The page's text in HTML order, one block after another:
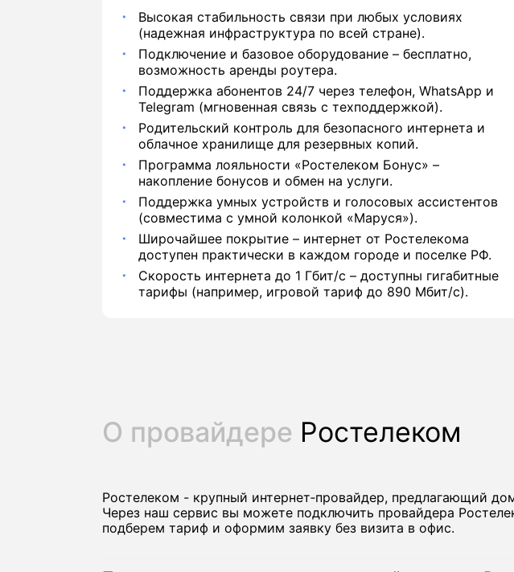
Высокая стабильность связи при любых условиях
(надежная инфраструктура по всей стране).
Подключение и базовое оборудование – бесплатно,
возможность аренды роутера.
Поддержка абонентов 24/7 через телефон, WhatsApp и
Telegram (мгновенная связь с техподдержкой).
Родительский контроль для безопасного интернета и
облачное хранилище для резервных копий.
Программа лояльности «Ростелеком Бонус» –
накопление бонусов и обмен на услуги.
Поддержка умных устройств и голосовых ассистентов
(совместима с умной колонкой «Маруся»).
Широчайшее покрытие – интернет от Ростелекома
доступен практически в каждом городе и поселке РФ.
Скорость интернета до 1 Гбит/с – доступны гигабитные
тарифы (например, игровой тариф до 890 Мбит/с).
О провайдере Ростелеком
Ростелеком - крупный интернет‑провайдер, предлагающий
Через наш сервис вы можете подключить провайдера
подберем тариф и оформим заявку без визита в офис.